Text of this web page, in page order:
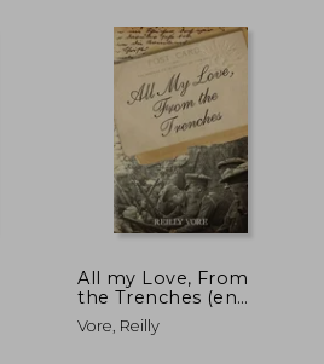
50%
dcto.
All my Love, From
the Trenches (en
Inglés)
Vore, Reilly